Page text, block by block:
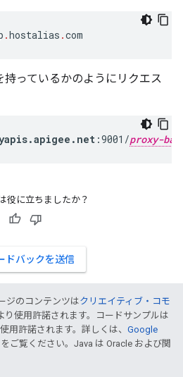
.hostalias .com
持っているかのようにリクエス
:9001/proxy-
役に立ちましたか？
ドバックを送信
ジのコンテンツはクリエイティブ・コモ
り使用許諾されます。コードサンプルは
用許諾されます。詳しくは、 Google
をご覧ください。Java は Oracle および関